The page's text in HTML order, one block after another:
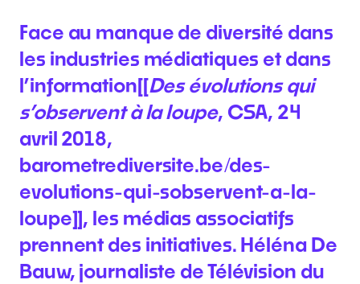
Face au manque de diversité dans
les industries médiatiques et dans
l’information[[Des évolutions qui
s’observent à la loupe, CSA, 24
avril 2018,
barometrediversite.be/des-
evolutions-qui-sobservent-a-la-
loupe]], les médias associatifs
prennent des initiatives. Héléna De
Bauw, journaliste de Télévision du